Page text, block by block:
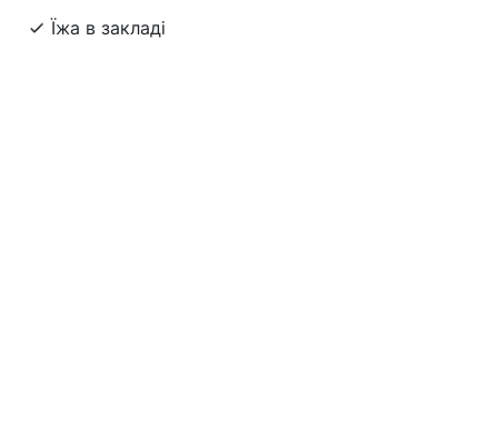
Їжа в закладі